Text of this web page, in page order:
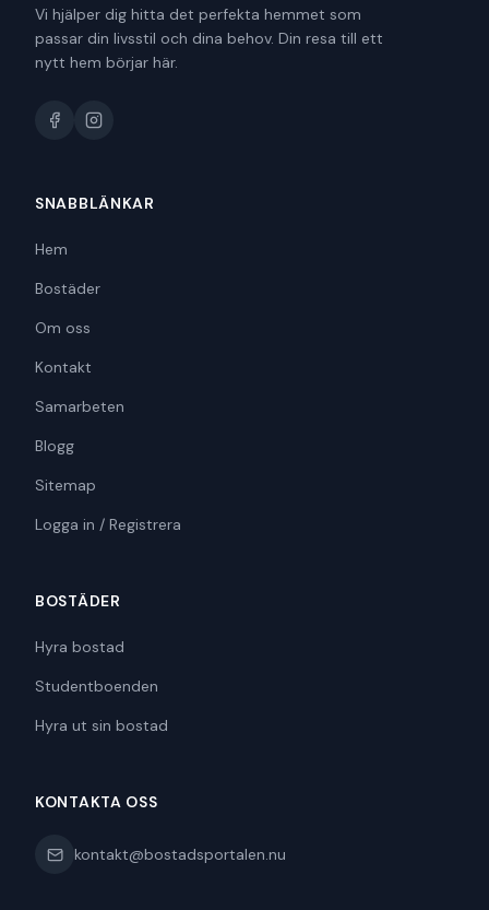
Vi hjälper dig hitta det perfekta hemmet som
passar din livsstil och dina behov. Din resa till ett
nytt hem börjar här.
SNABBLÄNKAR
Hem
Bostäder
Om oss
Kontakt
Samarbeten
Blogg
Sitemap
Logga in / Registrera
BOSTÄDER
Hyra bostad
Studentboenden
Hyra ut sin bostad
KONTAKTA OSS
kontakt@bostadsportalen.nu